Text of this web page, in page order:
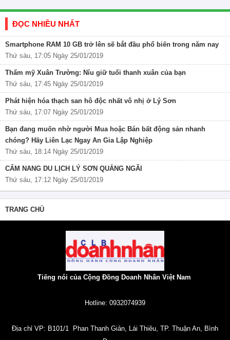
ĐỌC NHIỀU NHẤT
Smartphone RAM 10 GB trở lên sẽ bắt đầu phổ biến trong năm nay
Thứ sáu, 17:05 Ngày 25/01/2019
Thẩm mỹ Xuân Trường: Níu giữ tuổi thanh xuân của bạn
Thứ sáu, 17:45 Ngày 25/01/2019
Phát hiện hóa thạch san hô độc nhất vô nhị ở Lý Sơn
Thứ sáu, 17:07 Ngày 25/01/2019
Bạn đang muốn nhờ người Mua hoặc Bán bất động sản nhanh
chóng? Hãy Liên Lạc Ngay An Gia Lập Nghiệp
Thứ sáu, 18:14 Ngày 25/01/2019
CẨM NANG DU LỊCH LÝ SƠN QUẢNG NGÃI
Thứ sáu, 17:12 Ngày 25/01/2019
TRANG CHỦ
Tiếng nói của Cộng Đồng Doanh Nhân Việt Nam
Hotline: 0932074939
Địa chỉ VP: B101/1 Phan Thanh Giản, Lái Thiêu, TP. Thuận An, Bình